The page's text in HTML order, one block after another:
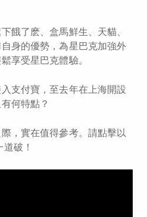
餓了麽、盒馬鮮生、天貓、
身的優勢，為星巴克加強外
享受星巴克體驗。
支付寶，至去年在上海開設
何特點？
，實在值得參考。請點擊以
破！